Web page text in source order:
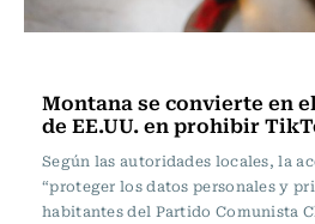
Montana se convierte en
de EE.UU. en prohibir
Según las autoridades locales, la
“proteger los datos personales y
habitantes del Partido Comunista